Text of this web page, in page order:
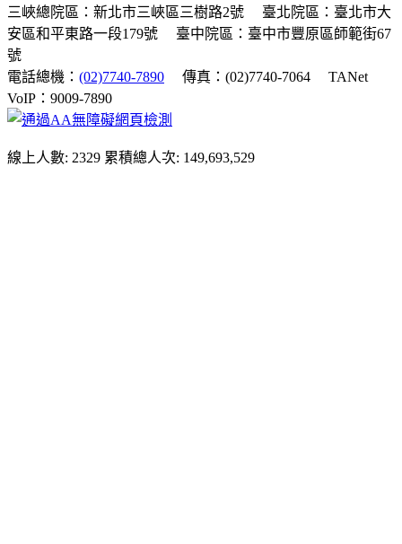
三峽總院區：新北市三峽區三樹路2號
臺北院區：臺北市大
安區和平東路一段179號
臺中院區：臺中市豐原區師範街67
號
電話總機： (02)7740-7890 傳真：(02)7740-7064
TANet
VoIP：9009-7890
線上人數: 2329 累積總人次: 149,693,529